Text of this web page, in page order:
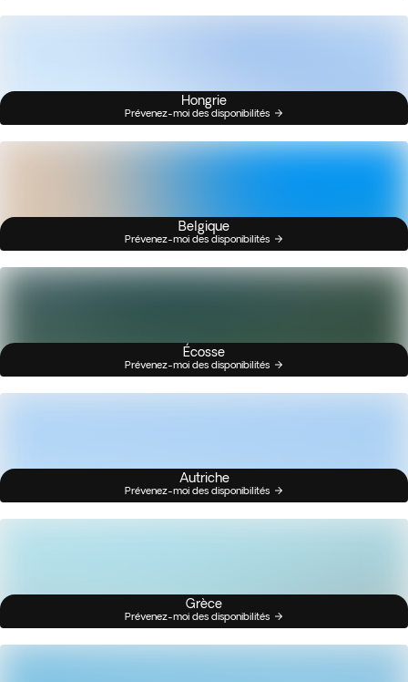
Hongrie
Prévenez-moi des disponibilités
Belgique
Prévenez-moi des disponibilités
Écosse
Prévenez-moi des disponibilités
Autriche
Prévenez-moi des disponibilités
Grèce
Prévenez-moi des disponibilités